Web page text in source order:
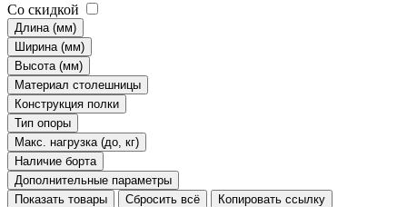
Со скидкой
Длина (мм)
Ширина (мм)
Высота (мм)
Материал столешницы
Конструкция полки
Тип опоры
Макс. нагрузка (до, кг)
Наличие борта
Дополнительные параметры
Показать товары
Сбросить всё Копировать ссылку